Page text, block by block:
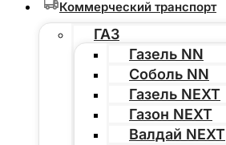
Коммерческий транспорт
ГАЗ
Газель NN
Соболь NN
Газель NEXT
Газон NEXT
Валдай NEXT